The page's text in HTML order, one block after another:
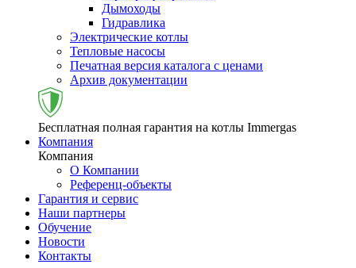
Дымоходы
Гидравлика
Электрические котлы
Тепловые насосы
Печатная версия каталога с ценами
Архив документации
Бесплатная полная гарантия на котлы Immergas
Компания
Компания
О Компании
Референц-объекты
Гарантия и сервис
Наши партнеры
Обучение
Новости
Контакты